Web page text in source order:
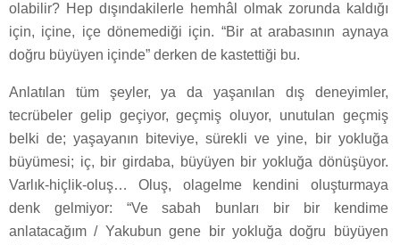
olabilir? Hep dışındakilerle hemhâl olmak zorunda kaldığı
için, içine, içe dönemediği için. “Bir at arabasının aynaya
doğru büyüyen içinde” derken de kastettiği bu.
Anlatılan tüm şeyler, ya da yaşanılan dış deneyimler,
tecrübeler gelip geçiyor, geçmiş oluyor, unutulan geçmiş
belki de; yaşayanın biteviye, sürekli ve yine, bir yokluğa
büyümesi; iç, bir girdaba, büyüyen bir yokluğa dönüşüyor.
Varlık-hiçlik-oluş… Oluş, olagelme kendini oluşturmaya
denk gelmiyor: “Ve sabah bunları bir bir kendime
anlatacağım / Yakubun gene bir yokluğa doğru büyüyen